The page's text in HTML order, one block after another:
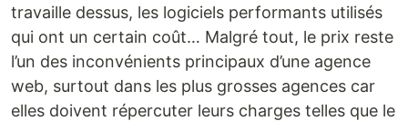
travaille dessus, les logiciels performants utilisés
qui ont un certain coût… Malgré tout, le prix reste
l’un des inconvénients principaux d’une agence
web, surtout dans les plus grosses agences car
elles doivent répercuter leurs charges telles que le